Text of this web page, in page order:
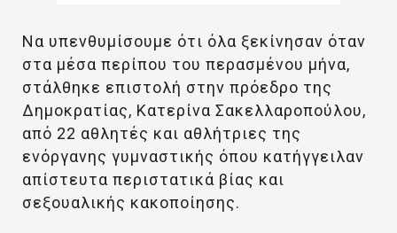
Να υπενθυμίσουμε ότι όλα ξεκίνησαν όταν
στα μέσα περίπου του περασμένου μήνα,
στάλθηκε επιστολή στην πρόεδρο της
Δημοκρατίας, Κατερίνα Σακελλαροπούλου,
από 22 αθλητές και αθλήτριες της
ενόργανης γυμναστικής όπου κατήγγειλαν
απίστευτα περιστατικά βίας και
σεξουαλικής κακοποίησης.